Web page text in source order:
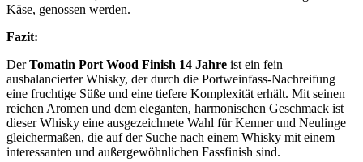
Käse, genossen werden.
Fazit:
DerTomatin Port Wood Finish 14 Jahre ist ein fein
ausbalancierter Whisky, der durch die Portweinfass-Nachreifung
eine fruchtige Süße und eine tiefere Komplexität erhält. Mit seinen
reichen Aromen und dem eleganten, harmonischen Geschmack ist
dieser Whisky eine ausgezeichnete Wahl für Kenner und Neulinge
gleichermaßen, die auf der Suche nach einem Whisky mit einem
interessanten und außergewöhnlichen Fassfinish sind.